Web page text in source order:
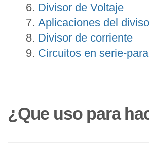
Divisor de Voltaje
Aplicaciones del
Divisor de corriente
Circuitos en serie-
¿Que uso para